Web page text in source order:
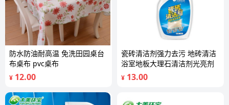
防水防油耐高温 免洗田园桌台
布桌布 pvc桌布
¥ 12.00
瓷砖清洁剂强力去污 地砖清洁
浴室地板大理石清洁剂光亮剂
¥ 13.00